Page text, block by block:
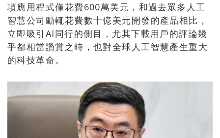
項應用程式僅花費600萬美元，和過去眾多人工
智慧公司動輒花費數十億美元開發的產品相比，
立即吸引AI同行的側目，尤其下載用戶的評論幾
乎都相當讚賞之時，也對全球人工智慧產生重大
的科技革命。